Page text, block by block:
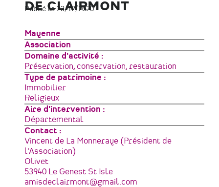
DE CLAIRMONT
Publié le 23/12/2020.
Zone
géographique
Mayenne
Type
de
structure
Association
Domaine d'activité
Préservation, conservation, restauration
Type de patrimoine
Immobilier
Religieux
Aire d'intervention
Départemental
Contact :
Vincent de La Monneraye (Président de
l'Association)
Adresse
Olivet
53940 Le Genest St Isle
France
Courriel
amisdeclairmont@gmail.com